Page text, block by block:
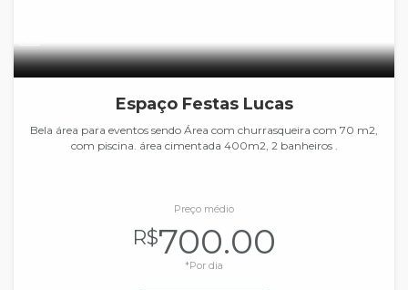
Espaço Festas Lucas
Bela área para eventos sendo Área com churrasqueira com 70 m2,
com piscina. área cimentada 400m2, 2 banheiros .
Preço médio
R$700.00
*Por dia